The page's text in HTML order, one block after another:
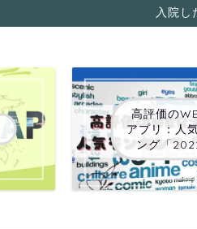
入院し
高評価の
アプリ：人
ング「